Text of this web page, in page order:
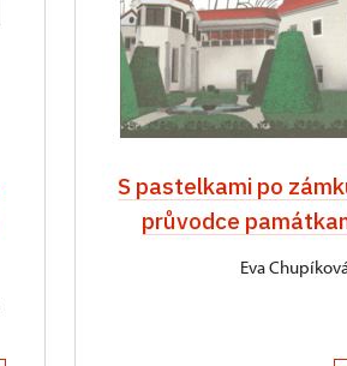
S pastelkami po
průvodce
Eva